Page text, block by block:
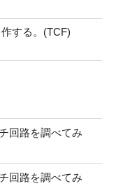
する。(TCF)
回路を調べてみ
回路を調べてみ